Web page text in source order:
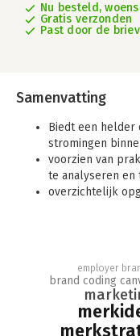
Nu besteld,
Gratis verzonden
Past door de
Samenvatting
Biedt een helder
stromingen
voorzien van
te analyseren
overzichtelijk
stromingen binnen
bekende strategische
instrumenten, zoals
merken te analyseren
Daarnaast behandelt
brand coding
employer